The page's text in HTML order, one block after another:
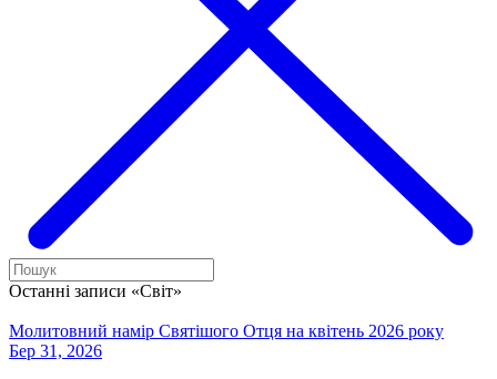
Останні записи «Світ»
Молитовний намір Святішого Отця на квітень 2026 року
Бер 31, 2026